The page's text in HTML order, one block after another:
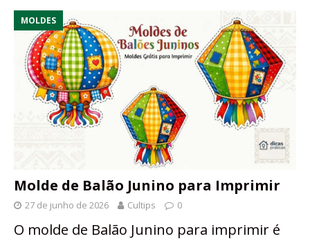
MOLDES
Molde de Balão Junino para Imprimir
27 de junho de 2026 Cultips 0
O molde de Balão Junino para imprimir é